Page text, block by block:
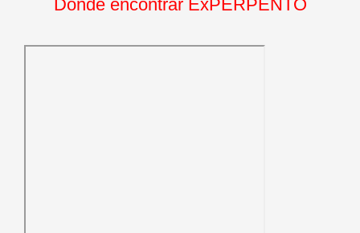
Dónde encontrar ExPERPENTO